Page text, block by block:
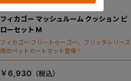
フィカゴー マッシュルーム クッション ピ
ローセット M
フィカゴー フリートゥーゴー、フリッタシリーズ
用のペットカートマット登場！
￥6,930